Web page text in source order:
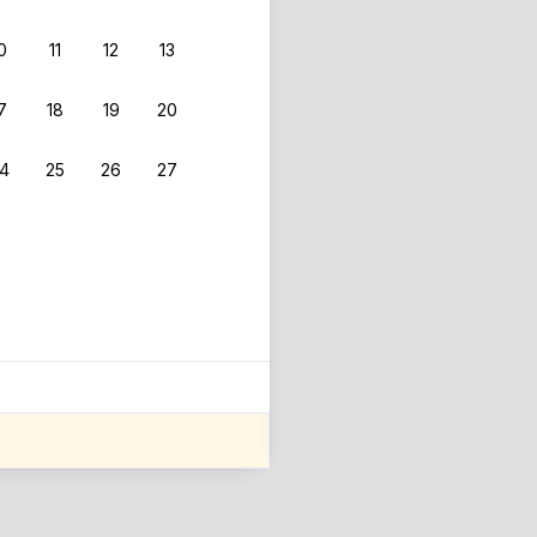
11 12 13
18 19 20
25 26 27